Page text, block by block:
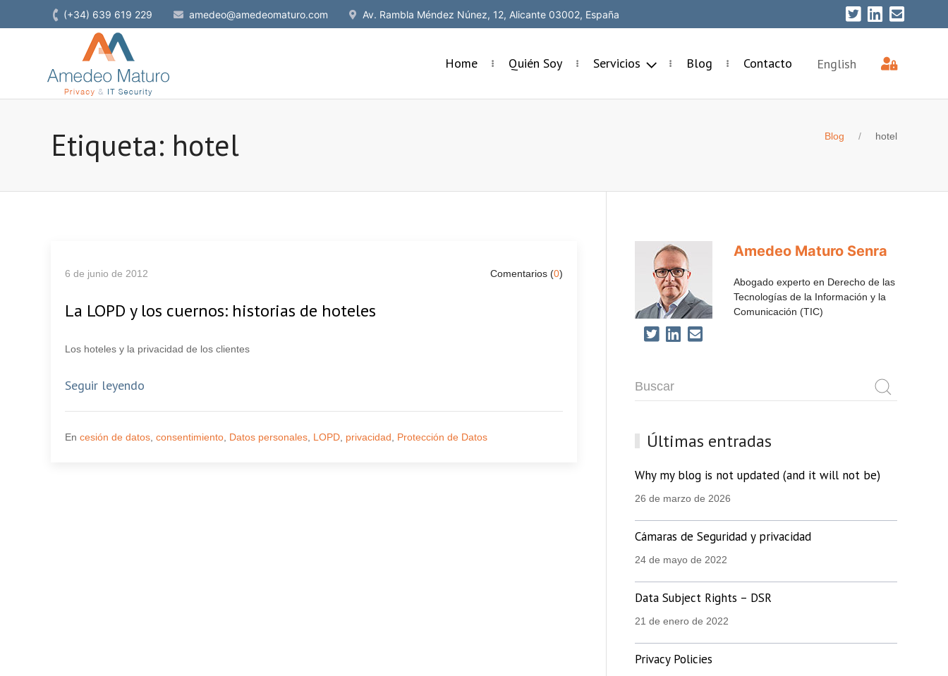
(+34) 639 619 229 amedeo@amedeomaturo.com Av. Rambla Méndez Núnez, 12, Alicante 03002, España
Home Quién Soy Servicios Blog Contacto English
Etiqueta: hotel Blog hotel
6 de junio de 2012 Comentarios (0)
La LOPD y los cuernos: historias de hoteles
Los hoteles y la privacidad de los clientes
Seguir leyendo
En cesión de datos consentimiento Datos personales LOPD privacidad Protección de Datos
Amedeo Maturo Senra
Abogado experto en Derecho de las
Tecnologías de la Información y la
Comunicación (TIC)
Últimas entradas
Why my blog is not updated (and it will not be)
26 de marzo de 2026
Cámaras de Seguridad y privacidad
24 de mayo de 2022
Data Subject Rights – DSR
21 de enero de 2022
Privacy Policies